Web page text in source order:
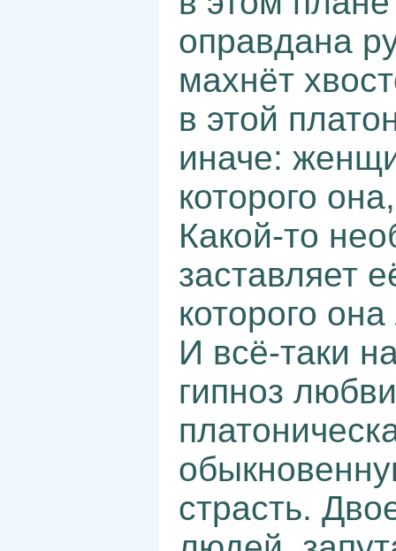
оправдана
махнёт
в этой
иначе:
которого
Какой-то
заставляет
которого
И всё-таки
гипноз
страсть.